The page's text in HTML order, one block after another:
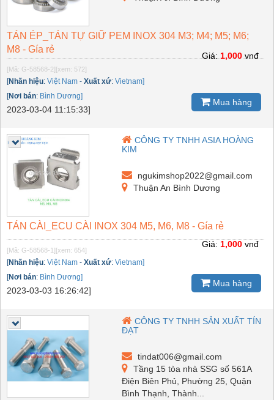
TÁN ÉP_TÁN TỰ GIỮ PEM INOX 304 M3; M4; M5; M6;
M8 - Gía rẻ
[Mã: G-58568-2][xem: 572]
[Nhãn hiệu: Việt Nam - Xuất xứ: Vietnam]
[Nơi bán: Bình Dương]
2023-03-04 11:15:33]
Giá: 1,000 vnđ
Mua hàng
CÔNG TY TNHH ASIA HOÀNG
KIM
ngukimshop2022@gmail.com
Thuận An Bình Dương
TÁN CÀI_ECU CÀI INOX 304 M5, M6, M8 - Gía rẻ
[Mã: G-58568-1][xem: 654]
[Nhãn hiệu: Việt Nam - Xuất xứ: Vietnam]
[Nơi bán: Bình Dương]
2023-03-03 16:26:42]
Giá: 1,000 vnđ
Mua hàng
CÔNG TY TNHH SẢN XUẤT TÍN
ĐẠT
tindat006@gmail.com
Tầng 15 tòa nhà SSG số 561A
Điện Biên Phủ, Phường 25, Quận
Bình Thạnh, Thành...